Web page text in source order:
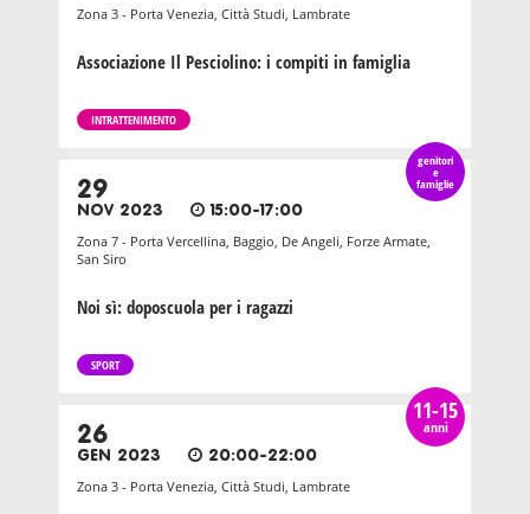
Zona 3 - Porta Venezia, Città Studi, Lambrate
Associazione Il Pesciolino: i compiti in famiglia
INTRATTENIMENTO
genitori
e
famiglie
29
NOV 2023 15:00-17:00
Zona 7 - Porta Vercellina, Baggio, De Angeli, Forze Armate,
San Siro
Noi sì: doposcuola per i ragazzi
SPORT
11-15
anni
26
GEN 2023 20:00-22:00
Zona 3 - Porta Venezia, Città Studi, Lambrate